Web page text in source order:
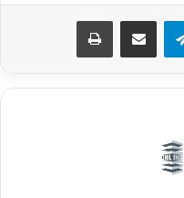
تلگرام اشتراک گذاری از طریق ایمیل چاپ